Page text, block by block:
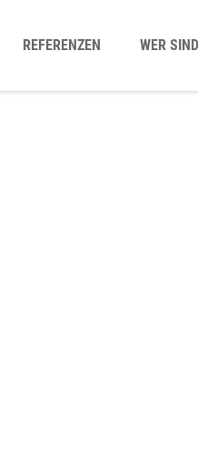
REFERENZEN WER